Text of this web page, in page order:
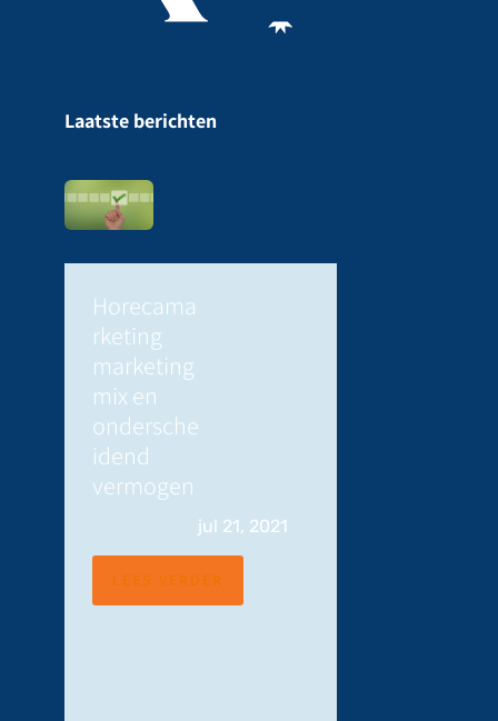
Laatste berichten
Horecama
rketing
marketing
mix en
ondersche
idend
vermogen
jul 21, 2021
LEES VERDER